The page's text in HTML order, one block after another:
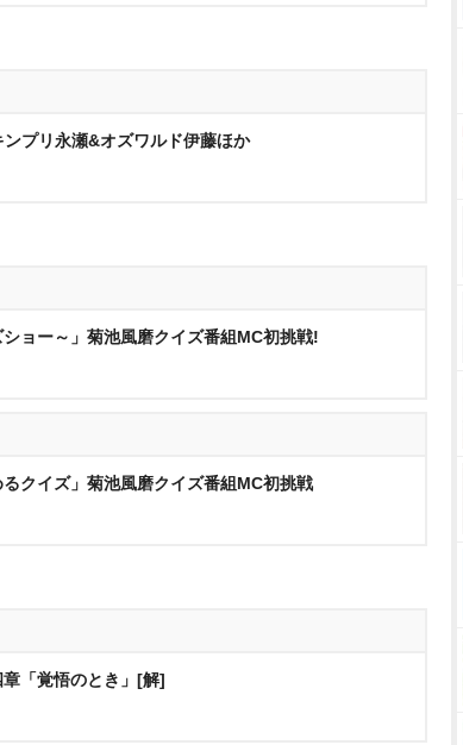
プリ永瀬&オズワルド伊藤ほか
ョー～」菊池風磨クイズ番組MC初挑戦!
クイズ」菊池風磨クイズ番組MC初挑戦
章「覚悟のとき」[解]